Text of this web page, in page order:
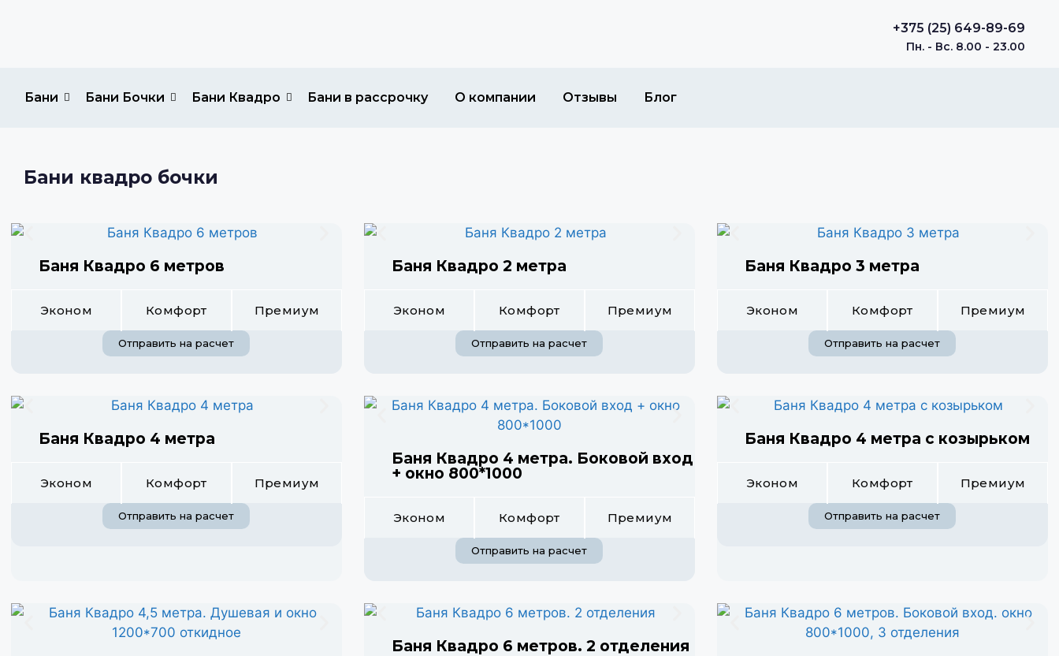
+375 (25) 649-89-69
Пн. - Вс. 8.00 - 23.00
Бани Бани Бочки Бани Квадро Бани в рассрочку О компании Отзывы Блог
Бани квадро бочки
Баня Квадро 6 метров
Эконом Комфорт Премиум
Отправить на расчет
Баня Квадро 2 метра
Эконом Комфорт Премиум
Отправить на расчет
Баня Квадро 3 метра
Эконом Комфорт Премиум
Отправить на расчет
Баня Квадро 4 метра
Эконом Комфорт Премиум
Отправить на расчет
Баня Квадро 4 метра. Боковой вход
+ окно 800*1000
Эконом Комфорт Премиум
Отправить на расчет
Баня Квадро 4 метра с козырьком
Эконом Комфорт Премиум
Отправить на расчет
Баня Квадро 6 метров. 2 отделения